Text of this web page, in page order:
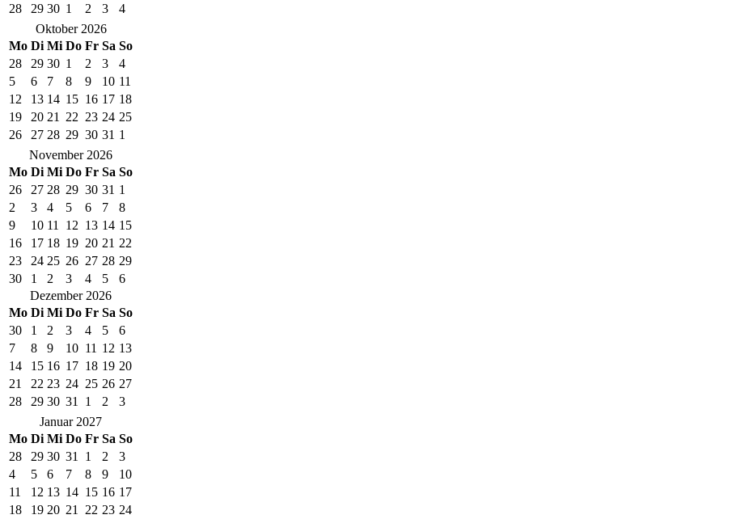
28
29 30 1 2 3
4
Oktober 2026
Mo Di Mi Do Fr Sa So
28
29 30 1 2 3
4
5
6 7 8 9 10 11
12
13 14 15 16 17 18
19
20 21 22 23 24 25
26
27 28 29 30 31 1
November 2026
Mo Di Mi Do Fr Sa So
26
27 28 29 30 31 1
2
3 4 5 6 7
8
9
10 11 12 13 14 15
16
17 18 19 20 21 22
23
24 25 26 27 28 29
30
1 2 3 4 5
6
Dezember 2026
Mo Di Mi Do Fr Sa So
30
1 2 3 4 5
6
7
8 9 10 11 12 13
14
15 16 17 18 19 20
21
22 23 24 25 26 27
28
29 30 31 1 2
3
Januar 2027
Mo Di Mi Do Fr Sa So
28
29 30 31 1 2
3
4
5 6 7 8 9
10
11
12 13 14 15 16 17
18
19 20 21 22 23 24